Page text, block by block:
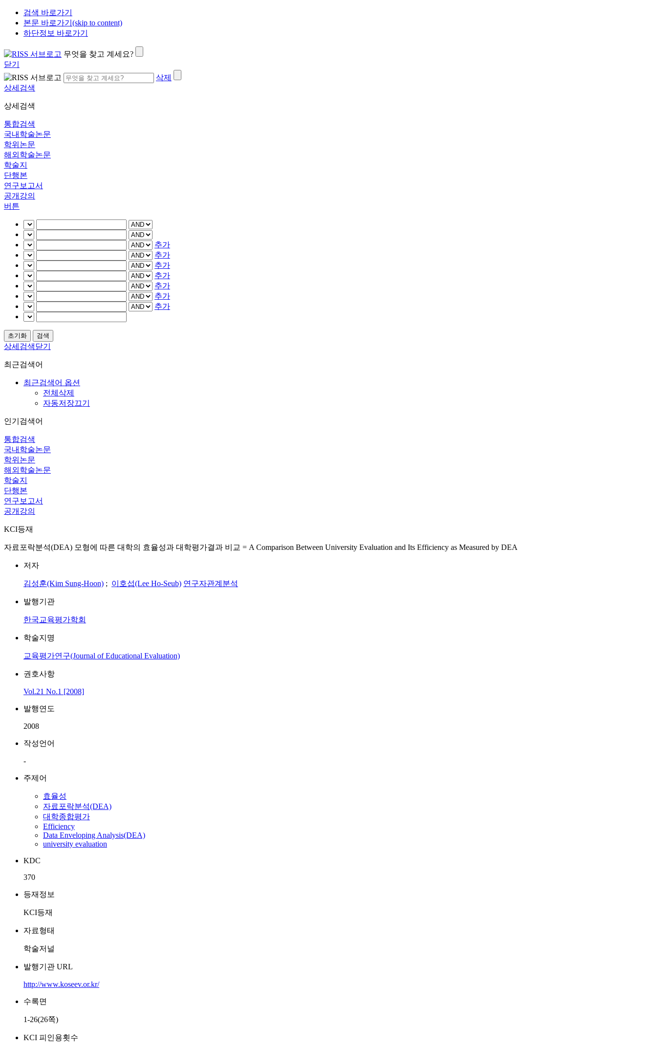
검색 바로가기
본문 바로가기(skip to content)
하단정보 바로가기
무엇을 찾고 계세요?
닫기
삭제
상세검색
상세검색
통합검색
국내학술논문
학위논문
해외학술논문
학술지
단행본
연구보고서
공개강의
버튼
추가
추가
추가
추가
추가
추가
추가
상세검색닫기
최근검색어
최근검색어 옵션
전체삭제
자동저장끄기
인기검색어
통합검색
국내학술논문
학위논문
해외학술논문
학술지
단행본
연구보고서
공개강의
KCI등재
자료포락분석(DEA) 모형에 따른 대학의 효율성과 대학평가결과 비교 = A Comparison Between University Evaluation and Its Efficiency as Measured by DEA
저자
김성훈(Kim Sung-Hoon) ; 이호섭(Lee Ho-Seub) 연구자관계분석
발행기관
한국교육평가학회
학술지명
교육평가연구(Journal of Educational Evaluation)
권호사항
Vol.21 No.1 [2008]
발행연도
2008
작성언어
-
주제어
효율성
자료포락분석(DEA)
대학종합평가
Efficiency
Data Enveloping Analysis(DEA)
university evaluation
KDC
370
등재정보
KCI등재
자료형태
학술저널
발행기관 URL
http://www.koseev.or.kr/
수록면
1-26(26쪽)
KCI 피인용횟수